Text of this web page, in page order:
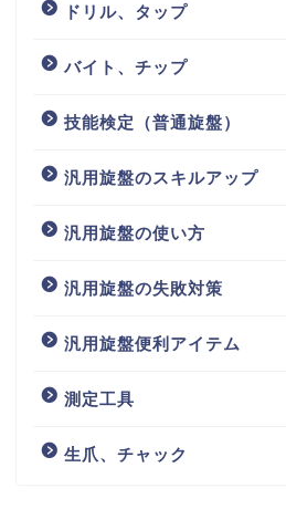
ドリル、タップ
バイト、チップ
技能検定（普通旋盤）
汎用旋盤のスキルアップ
汎用旋盤の使い方
汎用旋盤の失敗対策
汎用旋盤便利アイテム
測定工具
生爪、チャック